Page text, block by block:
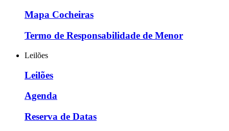
Mapa Cocheiras
Termo de Responsabilidade de Menor
Leilões
Leilões
Agenda
Reserva de Datas